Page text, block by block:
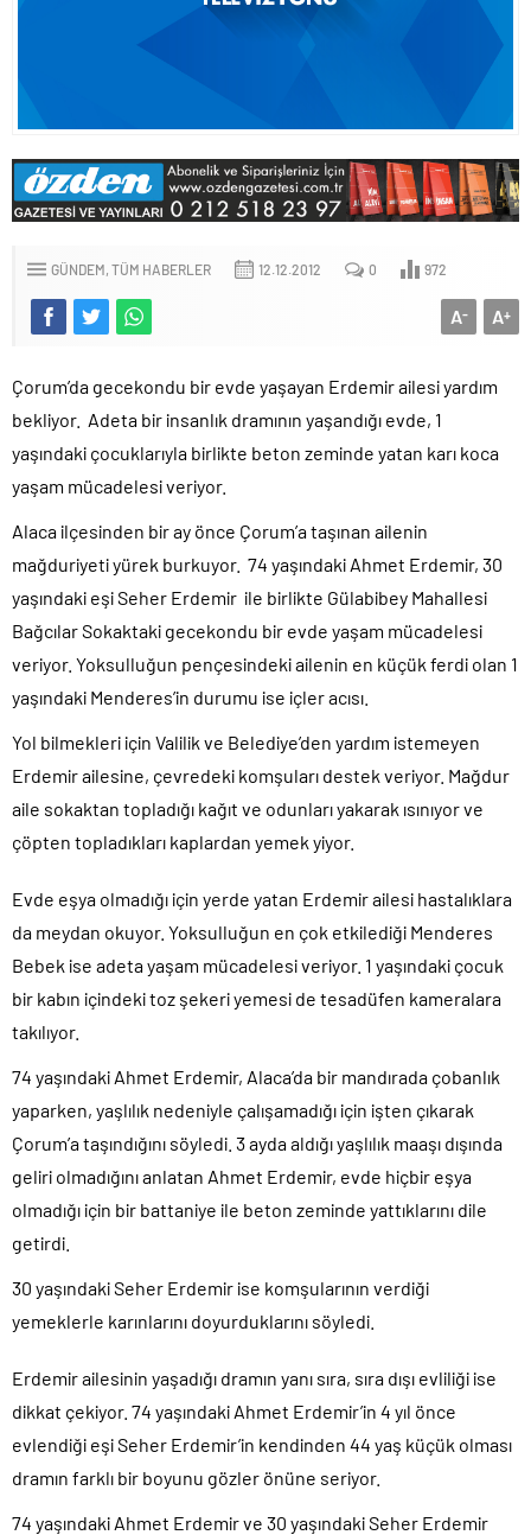
GÜNDEM TÜM HABERLER 12.12.2012 0 972
A+
A-
Çorum’da gecekondu bir evde yaşayan Erdemir ailesi yardım
bekliyor. Adeta bir insanlık dramının yaşandığı evde, 1
yaşındaki çocuklarıyla birlikte beton zeminde yatan karı koca
yaşam mücadelesi veriyor.
Alaca ilçesinden bir ay önce Çorum’a taşınan ailenin
mağduriyeti yürek burkuyor. 74 yaşındaki Ahmet Erdemir, 30
yaşındaki eşi Seher Erdemir ile birlikte Gülabibey Mahallesi
Bağcılar Sokaktaki gecekondu bir evde yaşam mücadelesi
veriyor. Yoksulluğun pençesindeki ailenin en küçük ferdi olan 1
yaşındaki Menderes’in durumu ise içler acısı.
Yol bilmekleri için Valilik ve Belediye’den yardım istemeyen
Erdemir ailesine, çevredeki komşuları destek veriyor. Mağdur
aile sokaktan topladığı kağıt ve odunları yakarak ısınıyor ve
çöpten topladıkları kaplardan yemek yiyor.
Evde eşya olmadığı için yerde yatan Erdemir ailesi hastalıklara
da meydan okuyor. Yoksulluğun en çok etkilediği Menderes
Bebek ise adeta yaşam mücadelesi veriyor. 1 yaşındaki çocuk
bir kabın içindeki toz şekeri yemesi de tesadüfen kameralara
takılıyor.
74 yaşındaki Ahmet Erdemir, Alaca’da bir mandırada çobanlık
yaparken, yaşlılık nedeniyle çalışamadığı için işten çıkarak
Çorum’a taşındığını söyledi. 3 ayda aldığı yaşlılık maaşı dışında
geliri olmadığını anlatan Ahmet Erdemir, evde hiçbir eşya
olmadığı için bir battaniye ile beton zeminde yattıklarını dile
getirdi.
30 yaşındaki Seher Erdemir ise komşularının verdiği
yemeklerle karınlarını doyurduklarını söyledi.
Erdemir ailesinin yaşadığı dramın yanı sıra, sıra dışı evliliği ise
dikkat çekiyor. 74 yaşındaki Ahmet Erdemir’in 4 yıl önce
evlendiği eşi Seher Erdemir’in kendinden 44 yaş küçük olması
dramın farklı bir boyunu gözler önüne seriyor.
74 yaşındaki Ahmet Erdemir ve 30 yaşındaki Seher Erdemir